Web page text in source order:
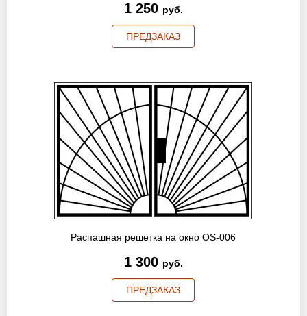
1 250 руб.
ПРЕДЗАКАЗ
Распашная решетка на окно OS-006
1 300 руб.
ПРЕДЗАКАЗ